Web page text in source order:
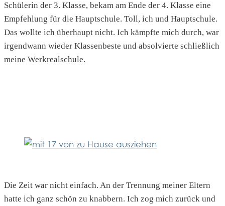
Schülerin der 3. Klasse, bekam am Ende der 4. Klasse eine
Empfehlung für die Hauptschule. Toll, ich und Hauptschule.
Das wollte ich überhaupt nicht. Ich kämpfte mich durch, war
irgendwann wieder Klassenbeste und absolvierte schließlich
meine Werkrealschule.
Die Zeit war nicht einfach. An der Trennung meiner Eltern
hatte ich ganz schön zu knabbern. Ich zog mich zurück und